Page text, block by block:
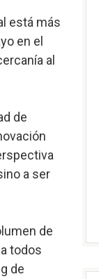
está más
en el
al
de
a ser
de
todos
de